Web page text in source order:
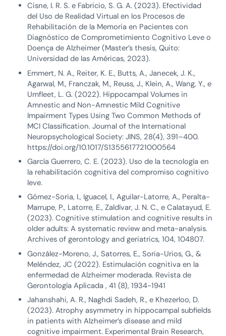
Cisne, I. R. S. e Fabricio, S. G. A. (2023). Efectividad
del Uso de Realidad Virtual en los Procesos de
Rehabilitación de la Memoria en Pacientes con
Diagnóstico de Comprometimiento Cognitivo Leve o
Doença de Alzheimer (Master’s thesis, Quito:
Universidad de las Américas, 2023).
Emmert, N. A., Reiter, K. E., Butts, A., Janecek, J. K.,
Agarwal, M., Franczak, M., Reuss, J., Klein, A., Wang, Y., e
Umfleet, L. G. (2022). Hippocampal Volumes in
Amnestic and Non-Amnestic Mild Cognitive
Impairment Types Using Two Common Methods of
MCI Classification. Journal of the International
Neuropsychological Society: JINS, 28(4), 391–400.
https://doi.org/10.1017/S1355617721000564
García Guerrero, C. E. (2023). Uso de la tecnología en
la rehabilitación cognitiva del compromiso cognitivo
leve.
Gómez-Soria, I., Iguacel, I., Aguilar-Latorre, A., Peralta-
Marrupe, P., Latorre, E., Zaldívar, J. N. C., e Calatayud, E.
(2023). Cognitive stimulation and cognitive results in
older adults: A systematic review and meta-analysis.
Archives of gerontology and geriatrics, 104, 104807.
González-Moreno, J., Satorres, E., Soria-Urios, G., &
Meléndez, JC (2022). Estimulación cognitiva en la
enfermedad de Alzheimer moderada. Revista de
Gerontología Aplicada , 41 (8), 1934-1941
Jahanshahi, A. R., Naghdi Sadeh, R., e Khezerloo, D.
(2023). Atrophy asymmetry in hippocampal subfields
in patients with Alzheimer’s disease and mild
cognitive impairment. Experimental Brain Research,